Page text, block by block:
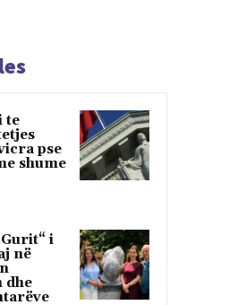
te
pse
shume
i
në
dhe